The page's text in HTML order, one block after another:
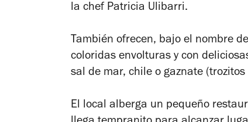
la chef Patricia Ulibarri.
También ofrecen, bajo el nombre
coloridas envolturas y con
sal de mar, chile o gaznate
El local alberga un pequeño